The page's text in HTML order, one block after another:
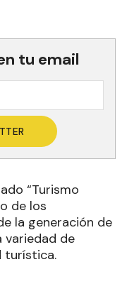
tu email
“Turismo
de los
la generación de
variedad de
turística.